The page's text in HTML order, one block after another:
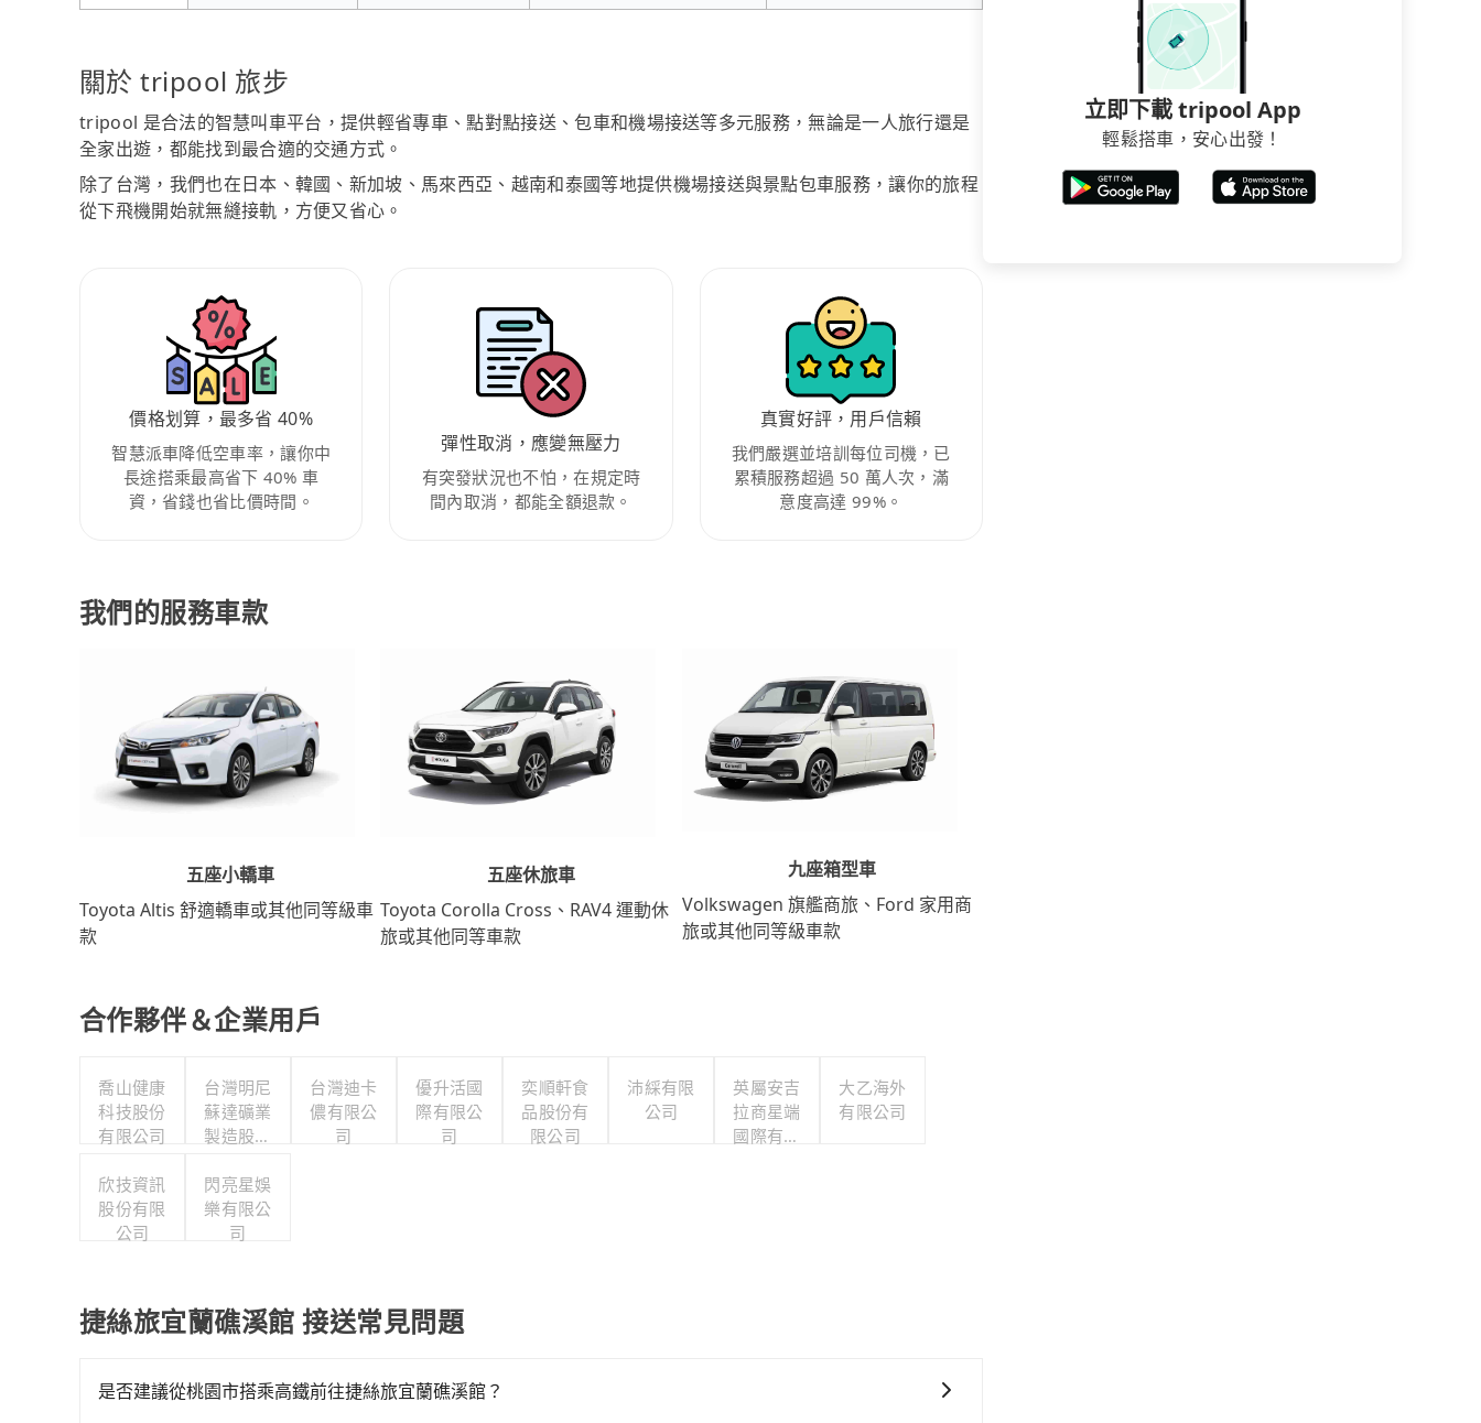
關於 tripool 旅步
tripool 是合法的智慧叫車平台，提供輕省專車、點對點接送、包車和機場接送等多元服務，無論是一人旅行還是
全家出遊，都能找到最合適的交通方式。
除了台灣，我們也在日本、韓國、新加坡、馬來西亞、越南和泰國等地提供機場接送與景點包車服務，讓你的旅程
從下飛機開始就無縫接軌，方便又省心。
價格划算，最多省 40%
智慧派車降低空車率，讓你中
長途搭乘最高省下 40% 車
資，省錢也省比價時間。
彈性取消，應變無壓力
有突發狀況也不怕，在規定時
間內取消，都能全額退款。
真實好評，用戶信賴
我們嚴選並培訓每位司機，已
累積服務超過 50 萬人次，滿
意度高達 99%。
我們的服務車款
五座小轎車
Toyota Altis 舒適轎車或其他同等級車
款
五座休旅車
Toyota Corolla Cross、RAV4 運動休
旅或其他同等車款
九座箱型車
Volkswagen 旗艦商旅、Ford 家用商
旅或其他同等級車款
合作夥伴＆企業用戶
喬山健康
科技股份
有限公司
台灣明尼
蘇達礦業
製造股份
台灣迪卡
儂有限公
司
優升活國
際有限公
司
奕順軒食
品股份有
限公司
沛綵有限
公司
英屬安吉
拉商星端
國際有限
大乙海外
有限公司
欣技資訊
股份有限
公司
閃亮星娛
樂有限公
司
捷絲旅宜蘭礁溪館 接送常見問題
是否建議從桃園市搭乘高鐵前往捷絲旅宜蘭礁溪館？
立即下載 tripool App
輕鬆搭車，安心出發！